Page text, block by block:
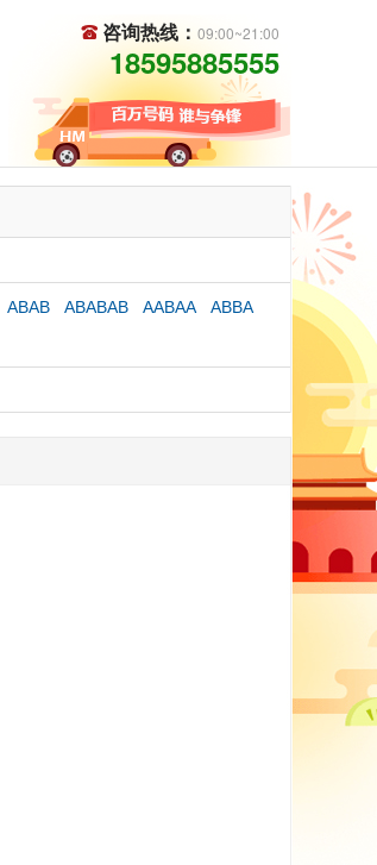
咨询热线： 09:00~21:00
18595885555
ABAB ABABAB AABAA ABBA